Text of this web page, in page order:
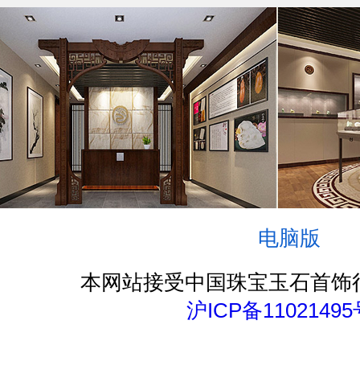
电脑版
本网站接受中国珠宝玉石首饰
沪ICP备11021495